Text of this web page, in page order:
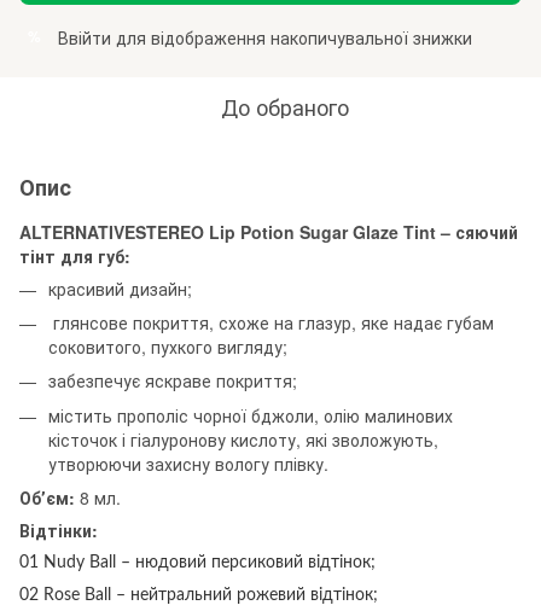
Ввійти для відображення накопичувальної знижки
До обраного
Опис
ALTERNATIVESTEREO Lip Potion Sugar Glaze Tint – сяючий
тінт для губ:
красивий дизайн;
глянсове покриття, схоже на глазур, яке надає губам
соковитого, пухкого вигляду;
забезпечує яскраве покриття;
містить прополіс чорної бджоли, олію малинових
кісточок і гіалуронову кислоту, які зволожують,
утворюючи захисну вологу плівку.
Обʼєм: 8 мл.
Відтінки:
01 Nudy Ball – нюдовий персиковий відтінок;
02 Rose Ball – нейтральний рожевий відтінок;